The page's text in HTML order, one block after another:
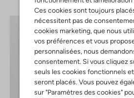
Ces cookies sont toujours
nécessitent pas de
cookies marketing, que nous
vos préférences et vous
personnalisées, nous
consentement. Si vous cliquez
seuls les cookies fonctionnels
seront placés. Vous pouvez
sur "Paramètres des cookies"